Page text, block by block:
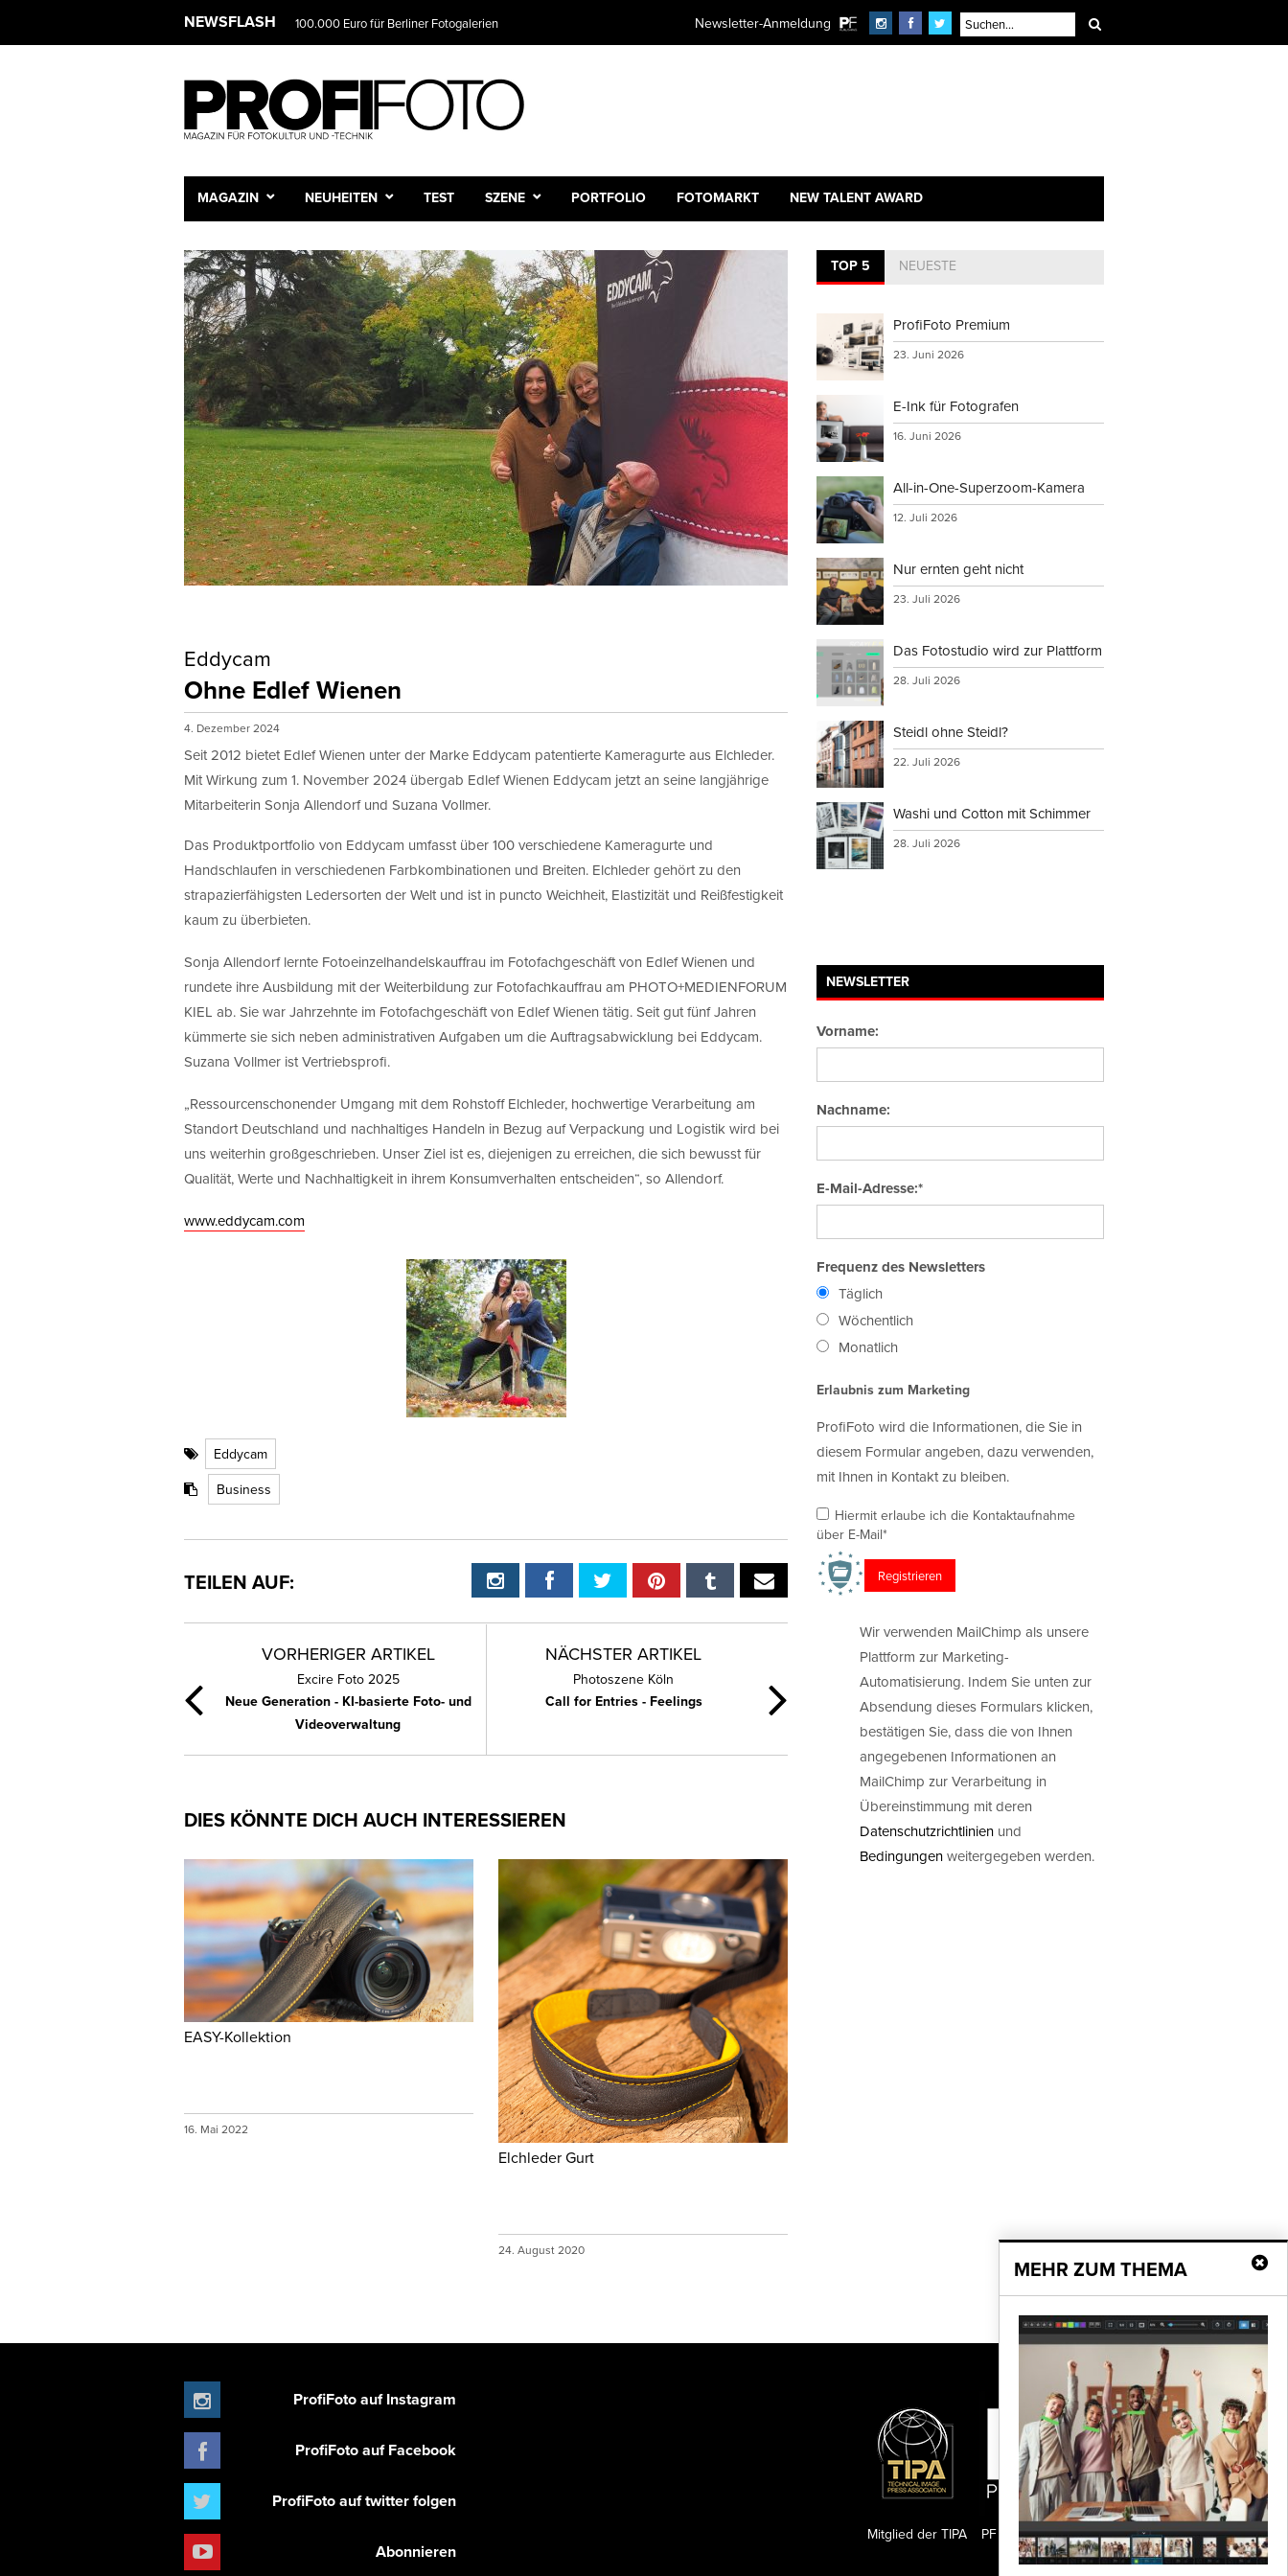
NEWSFLASH 100.000 Euro für Berliner Fotogalerien Newsletter-Anmeldung
MAGAZIN NEUHEITEN TEST SZENE PORTFOLIO FOTOMARKT NEW TALENT AWARD
Eddycam
Ohne Edlef Wienen
4. Dezember 2024
Seit 2012 bietet Edlef Wienen unter der Marke Eddycam patentierte Kameragurte aus Elchleder.
Mit Wirkung zum 1. November 2024 übergab Edlef Wienen Eddycam jetzt an seine langjährige
Mitarbeiterin Sonja Allendorf und Suzana Vollmer.
Das Produktportfolio von Eddycam umfasst über 100 verschiedene Kameragurte und
Handschlaufen in verschiedenen Farbkombinationen und Breiten. Elchleder gehört zu den
strapazierfähigsten Ledersorten der Welt und ist in puncto Weichheit, Elastizität und Reißfestigkeit
kaum zu überbieten.
Sonja Allendorf lernte Fotoeinzelhandelskauffrau im Fotofachgeschäft von Edlef Wienen und
rundete ihre Ausbildung mit der Weiterbildung zur Fotofachkauffrau am PHOTO+MEDIENFORUM
KIEL ab. Sie war Jahrzehnte im Fotofachgeschäft von Edlef Wienen tätig. Seit gut fünf Jahren
kümmerte sie sich neben administrativen Aufgaben um die Auftragsabwicklung bei Eddycam.
Suzana Vollmer ist Vertriebsprofi.
„Ressourcenschonender Umgang mit dem Rohstoff Elchleder, hochwertige Verarbeitung am
Standort Deutschland und nachhaltiges Handeln in Bezug auf Verpackung und Logistik wird bei
uns weiterhin großgeschrieben. Unser Ziel ist es, diejenigen zu erreichen, die sich bewusst für
Qualität, Werte und Nachhaltigkeit in ihrem Konsumverhalten entscheiden“, so Allendorf.
www.eddycam.com
Eddycam
Business
TEILEN AUF:
VORHERIGER ARTIKEL
Excire Foto 2025
Neue Generation - KI-basierte Foto- und
Videoverwaltung
NÄCHSTER ARTIKEL
Photoszene Köln
Call for Entries - Feelings
DIES KÖNNTE DICH AUCH INTERESSIEREN
EASY-Kollektion
16. Mai 2022
Elchleder Gurt
24. August 2020
TOP 5 NEUESTE
ProfiFoto Premium
23. Juni 2026
E-Ink für Fotografen
16. Juni 2026
All-in-One-Superzoom-Kamera
12. Juli 2026
Nur ernten geht nicht
23. Juli 2026
Das Fotostudio wird zur Plattform
28. Juli 2026
Steidl ohne Steidl?
22. Juli 2026
Washi und Cotton mit Schimmer
28. Juli 2026
NEWSLETTER
Vorname:
Nachname:
E-Mail-Adresse:*
Frequenz des Newsletters
Täglich
Wöchentlich
Monatlich
Erlaubnis zum Marketing
ProfiFoto wird die Informationen, die Sie in
diesem Formular angeben, dazu verwenden,
mit Ihnen in Kontakt zu bleiben.
Hiermit erlaube ich die Kontaktaufnahme
über E-Mail*
Wir verwenden MailChimp als unsere
Plattform zur Marketing-
Automatisierung. Indem Sie unten zur
Absendung dieses Formulars klicken,
bestätigen Sie, dass die von Ihnen
angegebenen Informationen an
MailChimp zur Verarbeitung in
Übereinstimmung mit deren
Datenschutzrichtlinien und
Bedingungenweitergegeben werden.
MEHR ZUM THEMA
ProfiFoto auf Instagram
ProfiFoto auf Facebook
ProfiFoto auf twitter folgen
Abonnieren
PF Publishing GmbH
Mitglied der TIPA